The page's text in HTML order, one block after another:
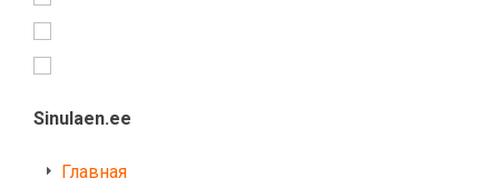
Sinulaen.ee
Главная